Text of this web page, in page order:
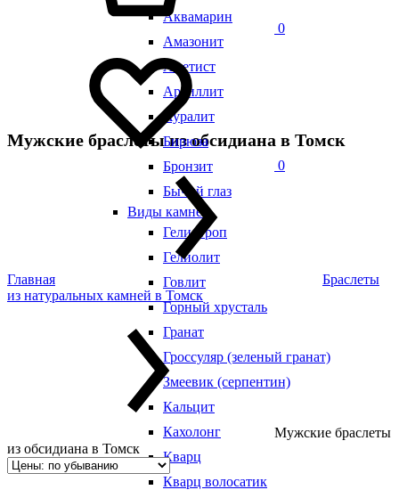
Аквамарин
Амазонит
Аметист
Аргиллит
Ауралит
Бирюза
Бронзит
Бычий глаз
Виды камней
Гелиотроп
Гелиолит
Говлит
Горный хрусталь
Гранат
Гроссуляр (зеленый гранат)
Змеевик (серпентин)
Кальцит
Кахолонг
Кварц
Кварц волосатик
0
0
Мужские браслеты из обсидиана в Томск
Главная
Браслеты
из натуральных камней в Томск
Мужские браслеты
из обсидиана в Томск